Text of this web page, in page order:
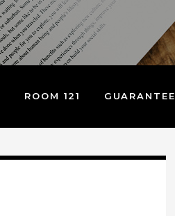
ROOM 121 GUARANTEE